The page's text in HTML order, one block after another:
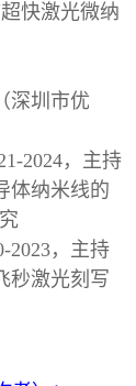
快激光微纳
深圳市优
2024，主持
体纳米线的
2023，主持
秒激光刻写